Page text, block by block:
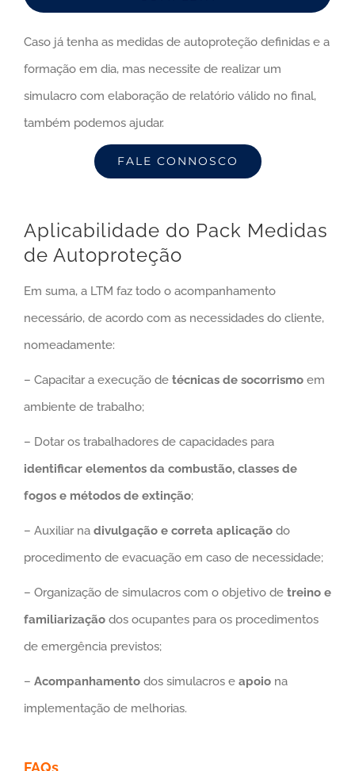
Caso já tenha as medidas de autoproteção definidas e a
formação em dia, mas necessite de realizar um
simulacro com elaboração de relatório válido no final,
também podemos ajudar.
FALE CONNOSCO
Aplicabilidade do Pack Medidas
de Autoproteção
Em suma, a LTM faz todo o acompanhamento
necessário, de acordo com as necessidades do cliente,
nomeadamente:
– Capacitar a execução de técnicas de socorrismoem
ambiente de trabalho;
– Dotar os trabalhadores de capacidades para
identificar elementos da combustão, classes de
fogos e métodos de extinção;
– Auxiliar na divulgação e correta aplicaçãodo
procedimento de evacuação em caso de necessidade;
– Organização de simulacros com o objetivo de treino e
familiarizaçãodos ocupantes para os procedimentos
de emergência previstos;
– Acompanhamento dos simulacros e apoio na
implementação de melhorias.
FAQs